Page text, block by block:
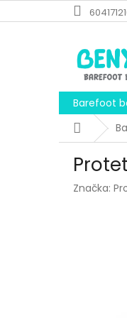
na
Barefoot
Domů
Značka: